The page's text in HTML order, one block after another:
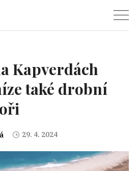
Kapverdách
také drobní
29. 4. 2024